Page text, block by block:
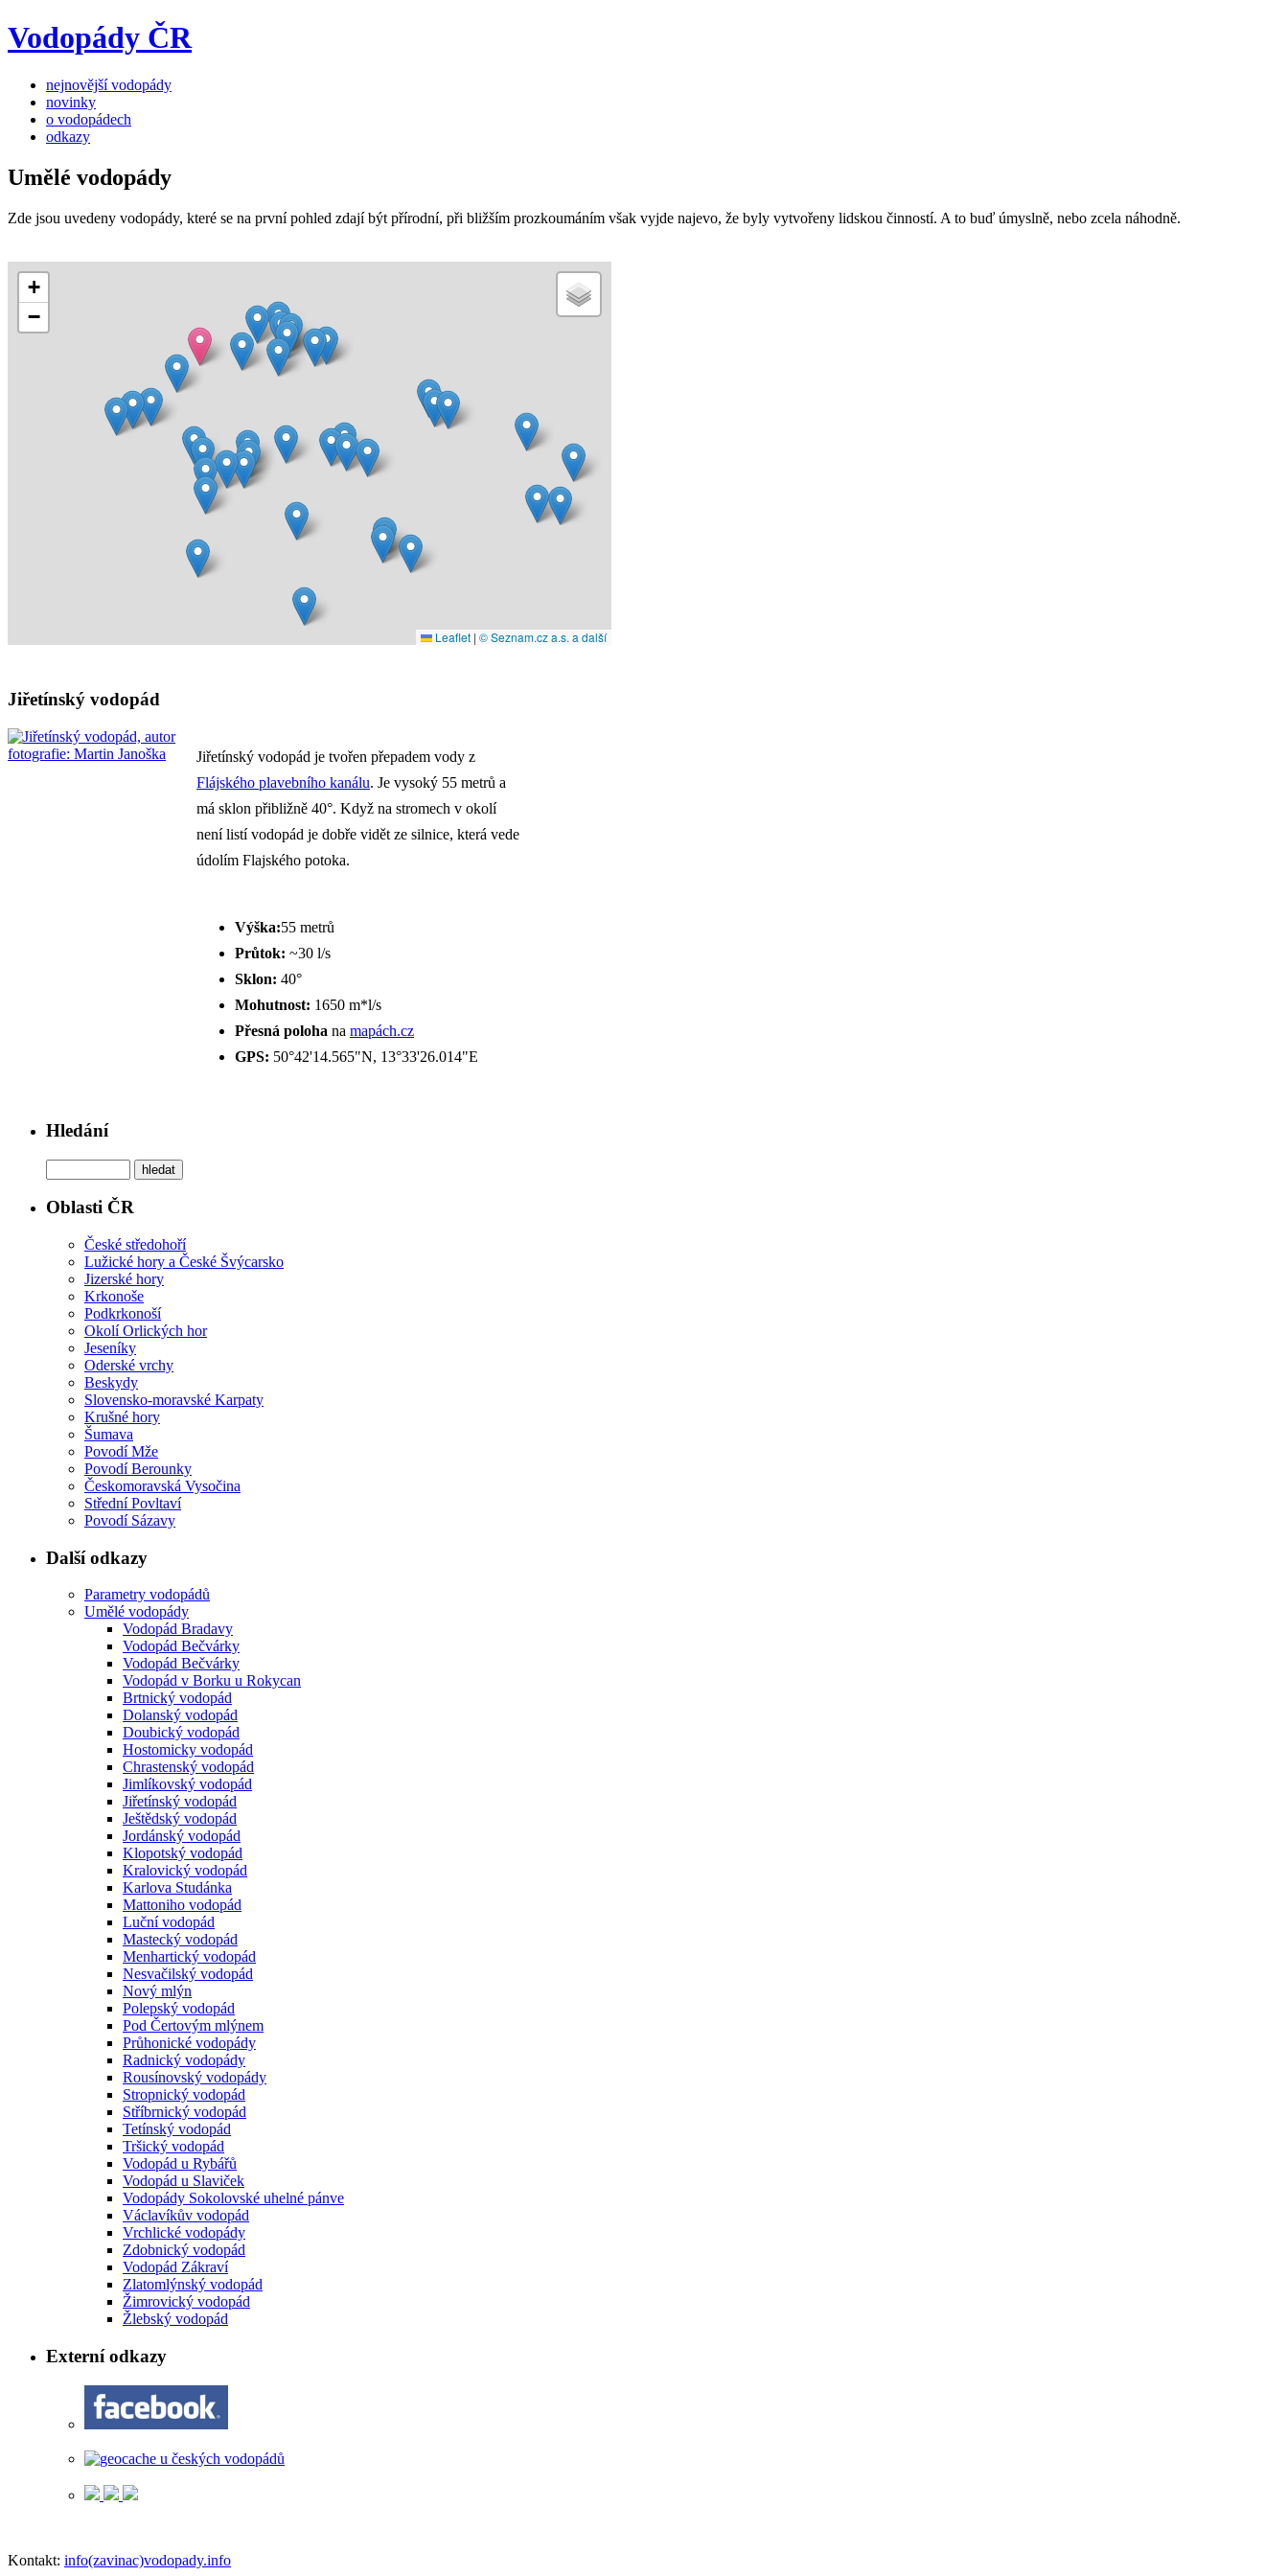
Vodopády ČR
nejnovější vodopády
novinky
o vodopádech
odkazy
Umělé vodopády
Zde jsou uvedeny vodopády, které se na první pohled zdají být přírodní, při bližším prozkoumáním však vyjde najevo, že byly vytvořeny lidskou činností. A to buď úmyslně, nebo zcela náhodně.
+
−
Leaflet | © Seznam.cz a.s. a další
Jiřetínský vodopád
Jiřetínský vodopád je tvořen přepadem vody z
Flájského plavebního kanálu. Je vysoký 55 metrů a
má sklon přibližně 40°. Když na stromech v okolí
není listí vodopád je dobře vidět ze silnice, která vede
údolím Flajského potoka.
Výška:55 metrů
Průtok: ~30 l/s
Sklon: 40°
Mohutnost: 1650 m*l/s
Přesná poloha na mapách.cz
GPS: 50°42'14.565"N, 13°33'26.014"E
Hledání
Oblasti ČR
České středohoří
Lužické hory a České Švýcarsko
Jizerské hory
Krkonoše
Podkrkonoší
Okolí Orlických hor
Jeseníky
Oderské vrchy
Beskydy
Slovensko-moravské Karpaty
Krušné hory
Šumava
Povodí Mže
Povodí Berounky
Českomoravská Vysočina
Střední Povltaví
Povodí Sázavy
Další odkazy
Parametry vodopádů
Umělé vodopády
Vodopád Bradavy
Vodopád Bečvárky
Vodopád Bečvárky
Vodopád v Borku u Rokycan
Brtnický vodopád
Dolanský vodopád
Doubický vodopád
Hostomicky vodopád
Chrastenský vodopád
Jimlíkovský vodopád
Jiřetínský vodopád
Ještědský vodopád
Jordánský vodopád
Klopotský vodopád
Kralovický vodopád
Karlova Studánka
Mattoniho vodopád
Luční vodopád
Mastecký vodopád
Menhartický vodopád
Nesvačilský vodopád
Nový mlýn
Polepský vodopád
Pod Čertovým mlýnem
Průhonické vodopády
Radnický vodopády
Rousínovský vodopády
Stropnický vodopád
Stříbrnický vodopád
Tetínský vodopád
Tršický vodopád
Vodopád u Rybářů
Vodopád u Slaviček
Vodopády Sokolovské uhelné pánve
Václavíkův vodopád
Vrchlické vodopády
Zdobnický vodopád
Vodopád Zákraví
Zlatomlýnský vodopád
Žimrovický vodopád
Žlebský vodopád
Externí odkazy
Kontakt: info(zavinac)vodopady.info